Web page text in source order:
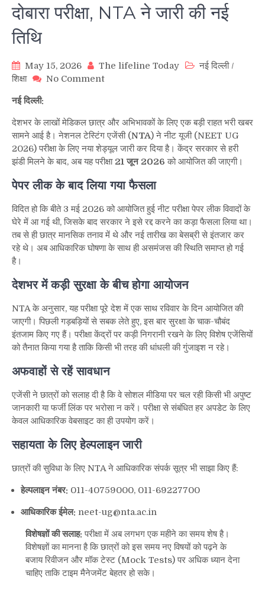
दोबारा परीक्षा, NTA ने जारी की नई
तिथि
May 15, 2026 The lifeline Today नई दिल्ली/
शिक्षा
No Commenton
2026:
21
जून
को
होगी
परीक्षा,
NTA
ने
जारी
की
नई
नई दिल्ली:
देशभर के लाखों मेडिकल छात्र और अभिभावकों के लिए एक बड़ी राहत भरी खबर
सामने आई है। नेशनल टेस्टिंग एजेंसी (NTA) ने नीट यूजी (NEET UG
2026) परीक्षा के लिए नया शेड्यूल जारी कर दिया है। केंद्र सरकार से हरी
झंडी मिलने के बाद, अब यह परीक्षा 21 जून 2026 को आयोजित की जाएगी।
पेपर लीक के बाद लिया गया फैसला
विदित हो कि बीते 3 मई 2026 को आयोजित हुई नीट परीक्षा पेपर लीक विवादों के
घेरे में आ गई थी, जिसके बाद सरकार ने इसे रद्द करने का कड़ा फैसला लिया था।
तब से ही छात्र मानसिक तनाव में थे और नई तारीख का बेसब्री से इंतजार कर
रहे थे। अब आधिकारिक घोषणा के साथ ही असमंजस की स्थिति समाप्त हो गई
है।
देशभर में कड़ी सुरक्षा के बीच होगा आयोजन
NTA के अनुसार, यह परीक्षा पूरे देश में एक साथ रविवार के दिन आयोजित की
जाएगी। पिछली गड़बड़ियों से सबक लेते हुए, इस बार सुरक्षा के चाक-चौबंद
इंतजाम किए गए हैं। परीक्षा केंद्रों पर कड़ी निगरानी रखने के लिए विशेष एजेंसियों
को तैनात किया गया है ताकि किसी भी तरह की धांधली की गुंजाइश न रहे।
अफवाहों से रहें सावधान
एजेंसी ने छात्रों को सलाह दी है कि वे सोशल मीडिया पर चल रही किसी भी अपुष्ट
जानकारी या फर्जी लिंक पर भरोसा न करें। परीक्षा से संबंधित हर अपडेट के लिए
केवल आधिकारिक वेबसाइट का ही उपयोग करें।
सहायता के लिए हेल्पलाइन जारी
छात्रों की सुविधा के लिए NTA ने आधिकारिक संपर्क सूत्र भी साझा किए हैं:
हेल्पलाइन नंबर: 011-40759000, 011-69227700
आधिकारिक ईमेल: neet-ug@nta.ac.in
विशेषज्ञों की सलाह: परीक्षा में अब लगभग एक महीने का समय शेष है।
विशेषज्ञों का मानना है कि छात्रों को इस समय नए विषयों को पढ़ने के
बजाय रिवीजन और मॉक टेस्ट (Mock Tests) पर अधिक ध्यान देना
चाहिए ताकि टाइम मैनेजमेंट बेहतर हो सके।